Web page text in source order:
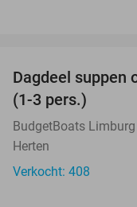
Dagdeel suppen
(1-3 pers.)
BudgetBoats Limburg
Herten
Verkocht: 408